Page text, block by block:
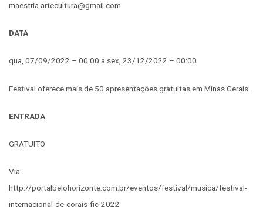
maestria.artecultura@gmail.com
DATA
qua, 07/09/2022 – 00:00 a sex, 23/12/2022 – 00:00
Festival oferece mais de 50 apresentações gratuitas em Minas Gerais.
ENTRADA
GRATUITO
Via:
http://portalbelohorizonte.com.br/eventos/festival/musica/festival-
internacional-de-corais-fic-2022